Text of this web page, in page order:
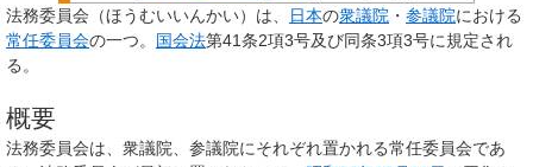
法務委員会 （ほうむいいんかい）は、 日本の衆議院 ・ 参議院における
常任委員会の一つ。 国会法第41条2項3号及び同条3項3号に規定され
る。
概要
法務委員会は、衆議院、参議院にそれぞれ置かれる常任委員会であ